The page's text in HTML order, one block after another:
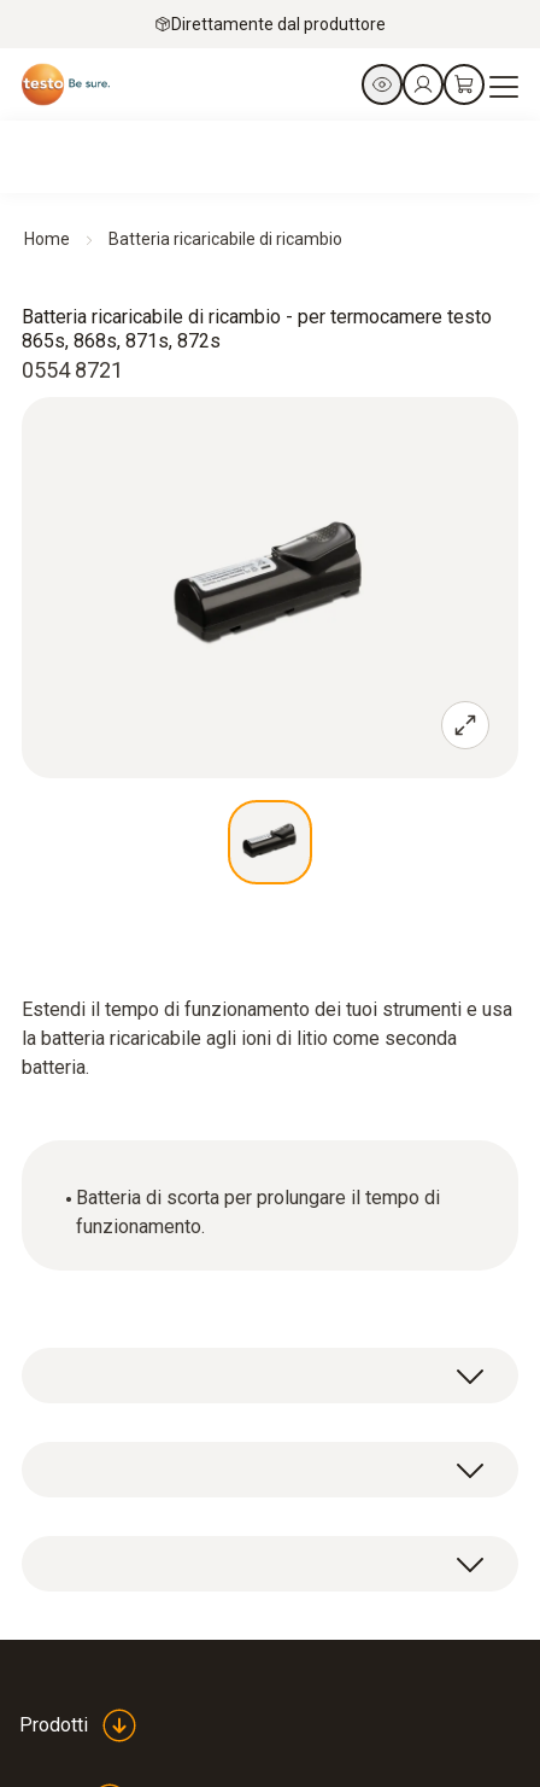
Direttamente dal produttore
Home Batteria ricaricabile di ricambio
0554 8721
Batteria ricaricabile di ricambio - per termocamere testo
865s, 868s, 871s, 872s
Estendi il tempo di funzionamento dei tuoi strumenti e usa
la batteria ricaricabile agli ioni di litio come seconda
batteria.
Batteria di scorta per prolungare il tempo di
funzionamento.
Prodotti